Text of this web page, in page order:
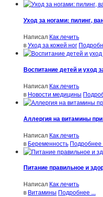
Уход за ногами: пилинг,
Написал Как лечить
вУход за кожей ног
Воспитание детей и уход
Написал Как лечить
в Новости медицины
Аллергия на витамины
Написал Как лечить
в Беременность Подробнее
Питание правильное и
Написал Как лечить
в Витамины Подробнее ...